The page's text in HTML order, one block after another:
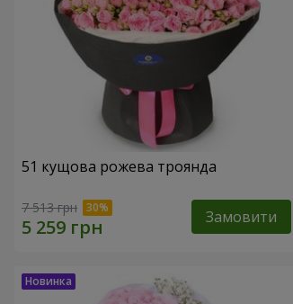
51 кущова рожева троянда
7 513 грн Замовити